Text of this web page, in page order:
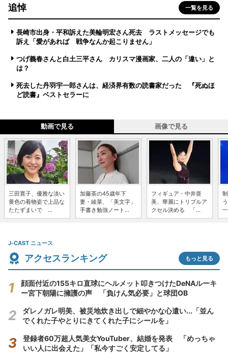
追悼 一覧を見る
長崎市出身・平和訴えた美輪明宏さん死去 ラストメッセージでも
訴え「愛があれば 戦争なんか起こりません」
つげ義春さんと白土三平さん カリスマ漫画家、二人の「違い」と
は？
死去した丹羽宇一郎さんは、経済界有数の読書家だった 『死ぬほ
ど読書』ベストセラーに
動画で見る 画像で見る
三田寛子、優雅な淡い
黄色の着物姿で上品な
たたずまいで ...
加藤茶の45歳年下
妻・綾菜、「美文字」
手書き勉強ノート...
フィギュア・中井亜
美、華麗にトリプルア
クセル決める 「...
J-CAST ニュース
アクセスランキング もっと見る
顔面付近の155キロ直球にヘルメット叩きつけたDeNAルーキ
ー宮下朝陽に擁護の声 「負けん気必要」と球団OB
ダレノガレ明美、被災地炊き出しで細やかな心遣い...「並ん
でくれた子やとりにきてくれた子にシールを」
登録者60万超人気美女YouTuber、結婚を発表 「めっちゃ
いい人に出会えた」「私今すごく安定してる」